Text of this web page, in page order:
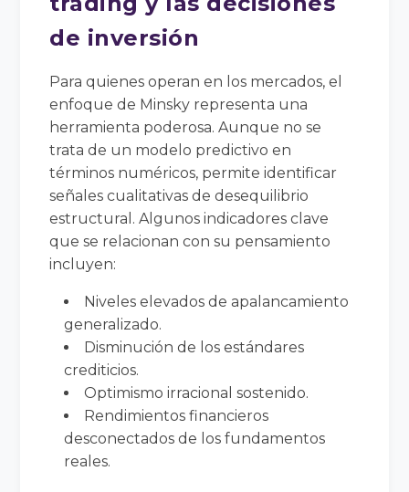
de inversión
Para quienes operan en los mercados, el
enfoque de Minsky representa una
herramienta poderosa. Aunque no se
trata de un modelo predictivo en
términos numéricos, permite identificar
señales cualitativas de desequilibrio
estructural. Algunos indicadores clave
que se relacionan con su pensamiento
incluyen:
Niveles elevados de apalancamiento
generalizado.
Disminución de los estándares
crediticios.
Optimismo irracional sostenido.
Rendimientos financieros
desconectados de los fundamentos
reales.